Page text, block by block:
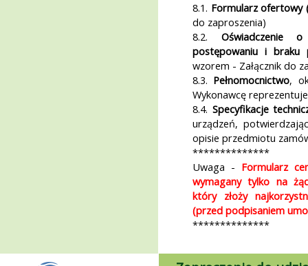
8.1. Formularz ofertowy
do zaproszenia)
8.2. Oświadczenie
postępowaniu i
wzorem - Załącznik do
8.3. Pełnomocnictwo,
Wykonawcę
8.4. Specyfikacje
urządzeń,
opisie przedmiotu
**************
Uwaga - Formularz
wymagany tylko na
który złoży
(przed podpisaniem
**************